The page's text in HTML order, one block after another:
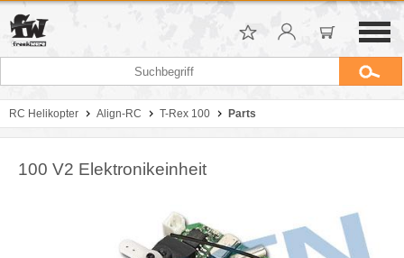
RC Helikopter Align-RC T-Rex 100 Parts
100 V2 Elektronikeinheit